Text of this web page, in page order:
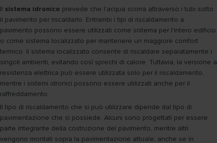
Il sistema idronico prevede che l'acqua scorra attraverso i tubi sotto
il pavimento per riscaldarlo. Entrambi i tipi di riscaldamento a
pavimento possono essere utilizzati come sistema per l'intero edificio
o come sistema localizzato per mantenere un maggiore comfort
termico. Il sistema localizzato consente di riscaldare separatamente i
singoli ambienti, evitando così sprechi di calore. Tuttavia, la versione a
resistenza elettrica può essere utilizzata solo per il riscaldamento,
mentre i sistemi idronici possono essere utilizzati anche per il
raffreddamento.
Il tipo di riscaldamento che si può utilizzare dipende dal tipo di
pavimentazione che si possiede. Alcuni sono progettati per essere
parte integrante della costruzione del pavimento, mentre altri
vengono montati sopra la pavimentazione attuale, anche se in